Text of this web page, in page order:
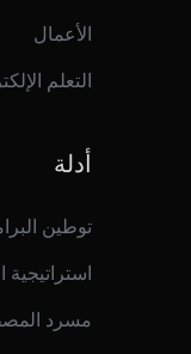
الأعمال
التعلم
أدلة
توطين
استراتيجية
مسرد